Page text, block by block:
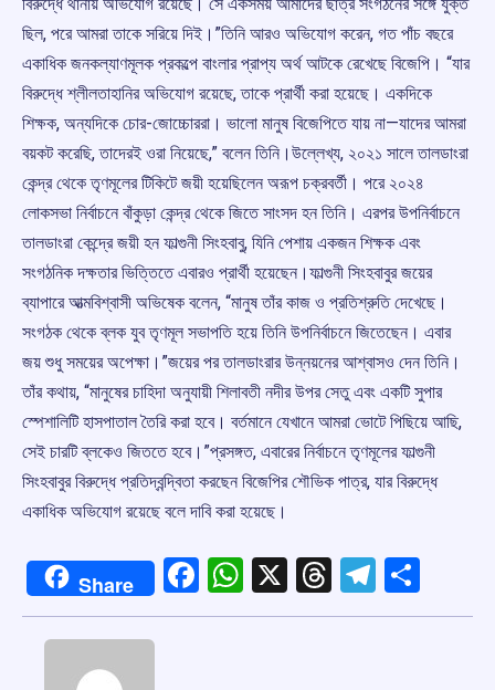
ছিল, পরে আমরা তাকে সরিয়ে দিই।”তিনি আরও অভিযোগ করেন, গত পাঁচ বছরে
একাধিক জনকল্যাণমূলক প্রকল্পে বাংলার প্রাপ্য অর্থ আটকে রেখেছে বিজেপি। “যার
বিরুদ্ধে শ্লীলতাহানির অভিযোগ রয়েছে, তাকে প্রার্থী করা হয়েছে। একদিকে
শিক্ষক, অন্যদিকে চোর-জোচ্চোররা। ভালো মানুষ বিজেপিতে যায় না—যাদের আমরা
বয়কট করেছি, তাদেরই ওরা নিয়েছে,” বলেন তিনি।উল্লেখ্য, ২০২১ সালে তালডাংরা
কেন্দ্র থেকে তৃণমূলের টিকিটে জয়ী হয়েছিলেন অরূপ চক্রবর্তী। পরে ২০২৪
লোকসভা নির্বাচনে বাঁকুড়া কেন্দ্র থেকে জিতে সাংসদ হন তিনি। এরপর উপনির্বাচনে
তালডাংরা কেন্দ্রে জয়ী হন ফাল্গুনী সিংহবাবু, যিনি পেশায় একজন শিক্ষক এবং
সংগঠনিক দক্ষতার ভিত্তিতে এবারও প্রার্থী হয়েছেন।ফাল্গুনী সিংহবাবুর জয়ের
ব্যাপারে আত্মবিশ্বাসী অভিষেক বলেন, “মানুষ তাঁর কাজ ও প্রতিশ্রুতি দেখেছে।
সংগঠক থেকে ব্লক যুব তৃণমূল সভাপতি হয়ে তিনি উপনির্বাচনে জিতেছেন। এবার
জয় শুধু সময়ের অপেক্ষা।”জয়ের পর তালডাংরার উন্নয়নের আশ্বাসও দেন তিনি।
তাঁর কথায়, “মানুষের চাহিদা অনুযায়ী শিলাবতী নদীর উপর সেতু এবং একটি সুপার
স্পেশালিটি হাসপাতাল তৈরি করা হবে। বর্তমানে যেখানে আমরা ভোটে পিছিয়ে আছি,
সেই চারটি ব্লকেও জিততে হবে।”প্রসঙ্গত, এবারের নির্বাচনে তৃণমূলের ফাল্গুনী
সিংহবাবুর বিরুদ্ধে প্রতিদ্বন্দ্বিতা করছেন বিজেপির শৌভিক পাত্র, যার বিরুদ্ধে
একাধিক অভিযোগ রয়েছে বলে দাবি করা হয়েছে।
Share Facebook
WhatsApp
X Threads